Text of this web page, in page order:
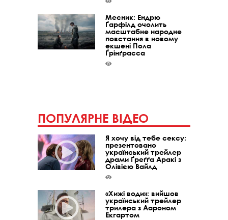
Месник: Ендрю
Ґарфілд очолить
масштабне народне
повстання в новому
екшені Пола
Ґрінґрасса
ПОПУЛЯРНЕ ВІДЕО
Я хочу від тебе сексу:
презентовано
український трейлер
драми Ґреґґа Аракі з
Олівією Вайлд
«Хижі води»: вийшов
український трейлер
трилера з Аароном
Екгартом